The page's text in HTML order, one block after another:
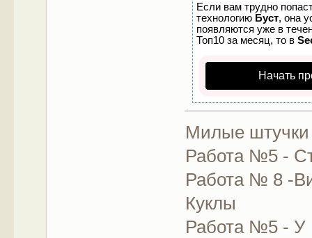
Если вам трудно
технологию Буст, она
появляются уже в
Топ10 за месяц, то в
Начать
Милые штучки
Работа №5 -
Работа № 8 -
Куклы
Работа №5 - У